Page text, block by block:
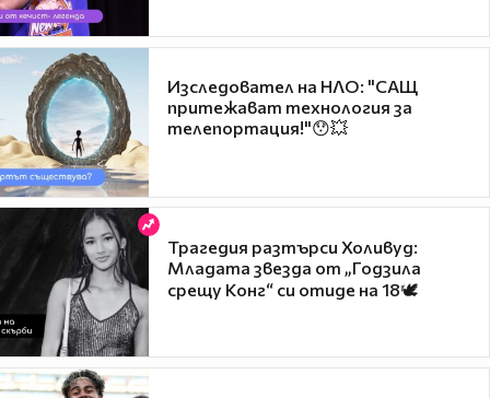
Изследовател на НЛО: "САЩ
притежават технология за
телепортация!"😯💥
Трагедия разтърси Холивуд:
Младата звезда от „Годзила
срещу Конг“ си отиде на 18🕊️